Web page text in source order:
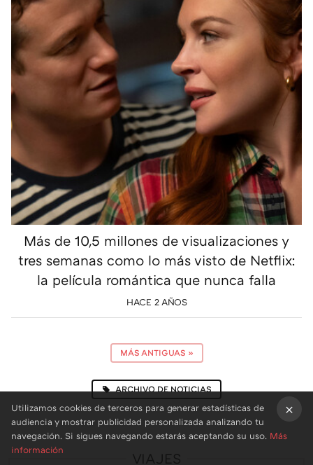
Más de 10,5 millones de visualizaciones y
tres semanas como lo más visto de Netflix:
la película romántica que nunca falla
HACE 2 AÑOS
MÁS ANTIGUAS »
ARCHIVO DE NOTICIAS
VIAJES
Utilizamos cookies de terceros para generar estadísticas de
audiencia y mostrar publicidad personalizada analizando tu
navegación. Si sigues navegando estarás aceptando su uso. Más
información